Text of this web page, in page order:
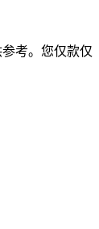
考。您仅款仅